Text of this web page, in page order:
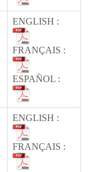
ENGLISH :
FRANÇAIS :
ESPAÑOL :
ENGLISH :
FRANÇAIS :